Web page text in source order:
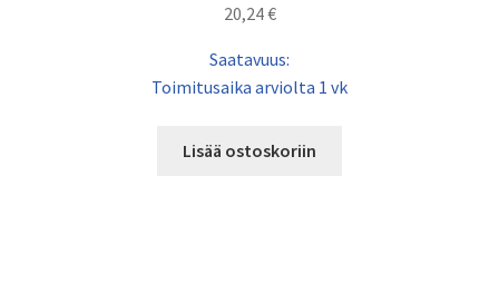
20,24€
Saatavuus:
Toimitusaika arviolta 1 vk
Lisää ostoskoriin